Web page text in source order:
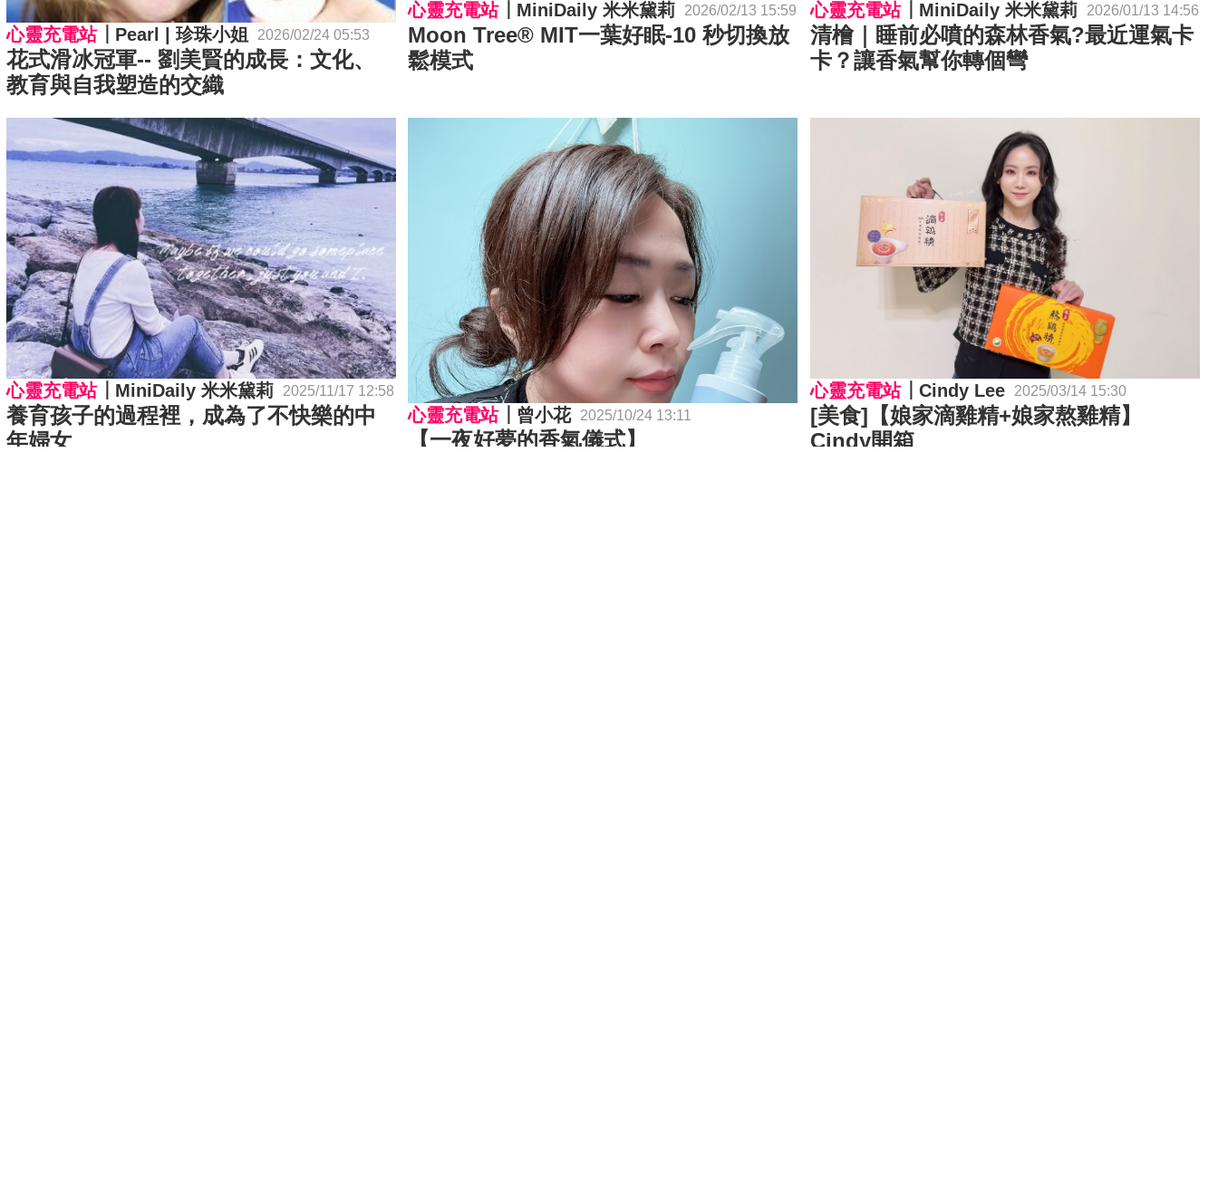
心靈充電站 Pearl | 珍珠小姐 2026/02/24 05:53
花式滑冰冠軍-- 劉美賢的成長：文化、
教育與自我塑造的交織
心靈充電站 MiniDaily 米米黛莉 2026/02/13 15:59
Moon Tree® MIT一葉好眠-10 秒切換放
鬆模式
心靈充電站 MiniDaily 米米黛莉 2026/01/13 14:56
清檜｜睡前必噴的森林香氣?最近運氣卡
卡？讓香氣幫你轉個彎
心靈充電站 MiniDaily 米米黛莉 2025/11/17 12:58
養育孩子的過程裡，成為了不快樂的中
年婦女
心靈充電站 曾小花 2025/10/24 13:11
【一夜好夢的香氣儀式】
心靈充電站 Cindy Lee 2025/03/14 15:30
[美食]【娘家滴雞精+娘家熬雞精】
Cindy開箱